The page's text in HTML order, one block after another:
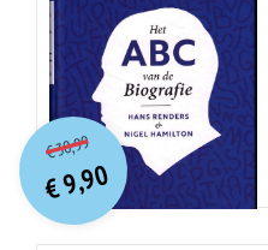
€30,99O
orspr
onkelijke
prijs
was:
€ 30,99.
€9,90
Huidige
prijs
is:
€ 9,90.